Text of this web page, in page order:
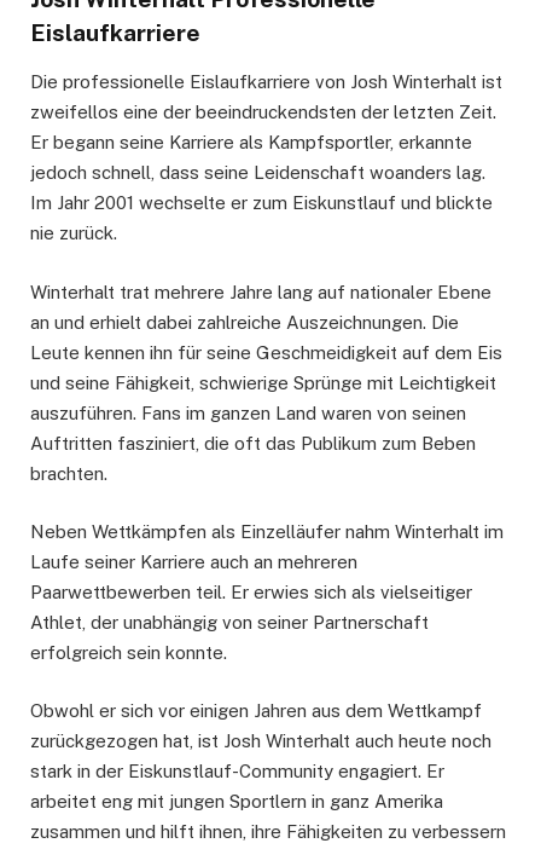
Eislaufkarriere
Die professionelle Eislaufkarriere von Josh Winterhalt ist
zweifellos eine der beeindruckendsten der letzten Zeit.
Er begann seine Karriere als Kampfsportler, erkannte
jedoch schnell, dass seine Leidenschaft woanders lag.
Im Jahr 2001 wechselte er zum Eiskunstlauf und blickte
nie zurück.
Winterhalt trat mehrere Jahre lang auf nationaler Ebene
an und erhielt dabei zahlreiche Auszeichnungen. Die
Leute kennen ihn für seine Geschmeidigkeit auf dem Eis
und seine Fähigkeit, schwierige Sprünge mit Leichtigkeit
auszuführen. Fans im ganzen Land waren von seinen
Auftritten fasziniert, die oft das Publikum zum Beben
brachten.
Neben Wettkämpfen als Einzelläufer nahm Winterhalt im
Laufe seiner Karriere auch an mehreren
Paarwettbewerben teil. Er erwies sich als vielseitiger
Athlet, der unabhängig von seiner Partnerschaft
erfolgreich sein konnte.
Obwohl er sich vor einigen Jahren aus dem Wettkampf
zurückgezogen hat, ist Josh Winterhalt auch heute noch
stark in der Eiskunstlauf-Community engagiert. Er
arbeitet eng mit jungen Sportlern in ganz Amerika
zusammen und hilft ihnen, ihre Fähigkeiten zu verbessern